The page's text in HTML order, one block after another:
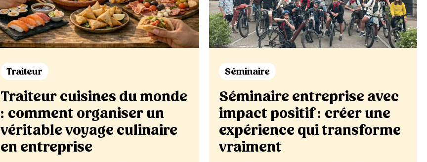
Traiteur
Traiteur cuisines du monde
: comment organiser un
véritable voyage culinaire
en entreprise
Séminaire
Séminaire entreprise avec
impact positif : créer une
expérience qui transforme
vraiment